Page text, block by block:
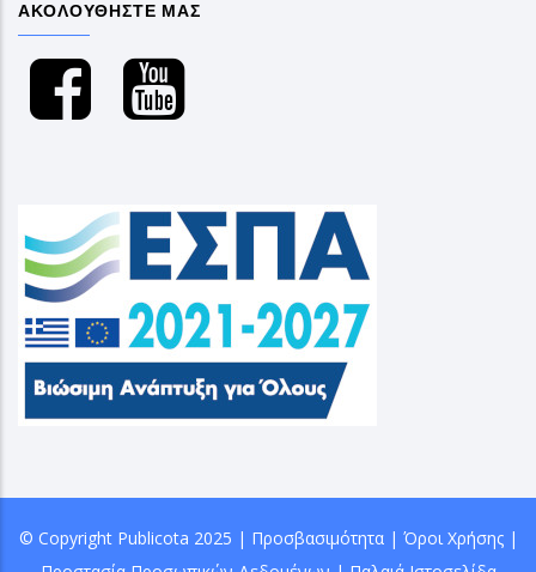
ΑΚΟΛΟΥΘΗΣΤΕ ΜΑΣ
© Copyright Publicota 2025 | Προσβασιμότητα| Όροι Χρήσης|